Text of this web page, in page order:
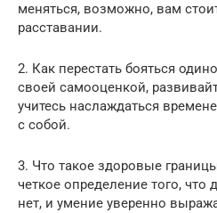
меняться, возможно, вам
расставании.
2. Как перестать бояться
своей самооценкой,
учитесь наслаждаться
с собой.
3. Что такое здоровые
четкое определение того, что
нет, и умение уверенно